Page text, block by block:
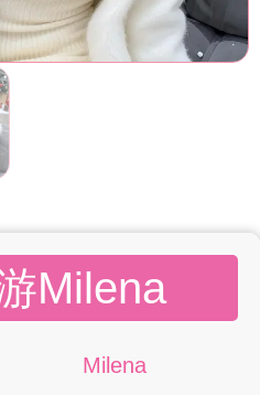
Milena
Milena